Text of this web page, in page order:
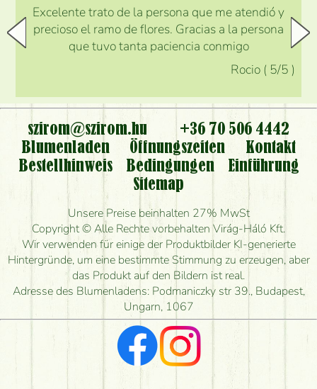
Excelente trato de la persona que me atendió y
precioso el ramo de flores. Gracias a la persona
que tuvo tanta paciencia conmigo
Rocio ( 5/5 )
szirom@szirom.hu
+36 70 506 4442
Blumenladen
Öffnungszeiten
Kontakt
Bestellhinweis
Bedingungen
Einführung
Sitemap
Unsere Preise beinhalten 27% MwSt
Copyright © Alle Rechte vorbehalten Virág-Háló Kft.
Wir verwenden für einige der Produktbilder KI-generierte
Hintergründe, um eine bestimmte Stimmung zu erzeugen, aber
das Produkt auf den Bildern ist real.
Adresse des Blumenladens: Podmaniczky str 39., Budapest,
Ungarn, 1067